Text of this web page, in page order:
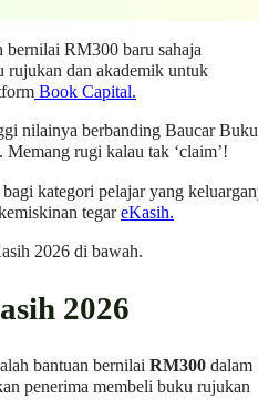
RM300 baru sahaja
rujukan dan akademik untuk
Book Capital.
nilainya berbanding Baucar Buku
rugi kalau tak ‘claim’!
kategori pelajar yang
tegareKasih.
2026 di bawah.
2026
bantuan bernilai RM300 dalam
penerima membeli buku rujukan